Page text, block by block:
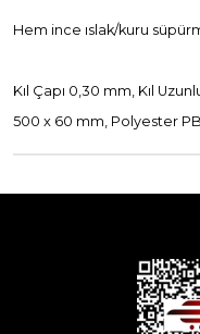
Hem ince ıslak/kuru
Kıl Çapı 0,30 mm, Kıl
500 x 60 mm, Polyester